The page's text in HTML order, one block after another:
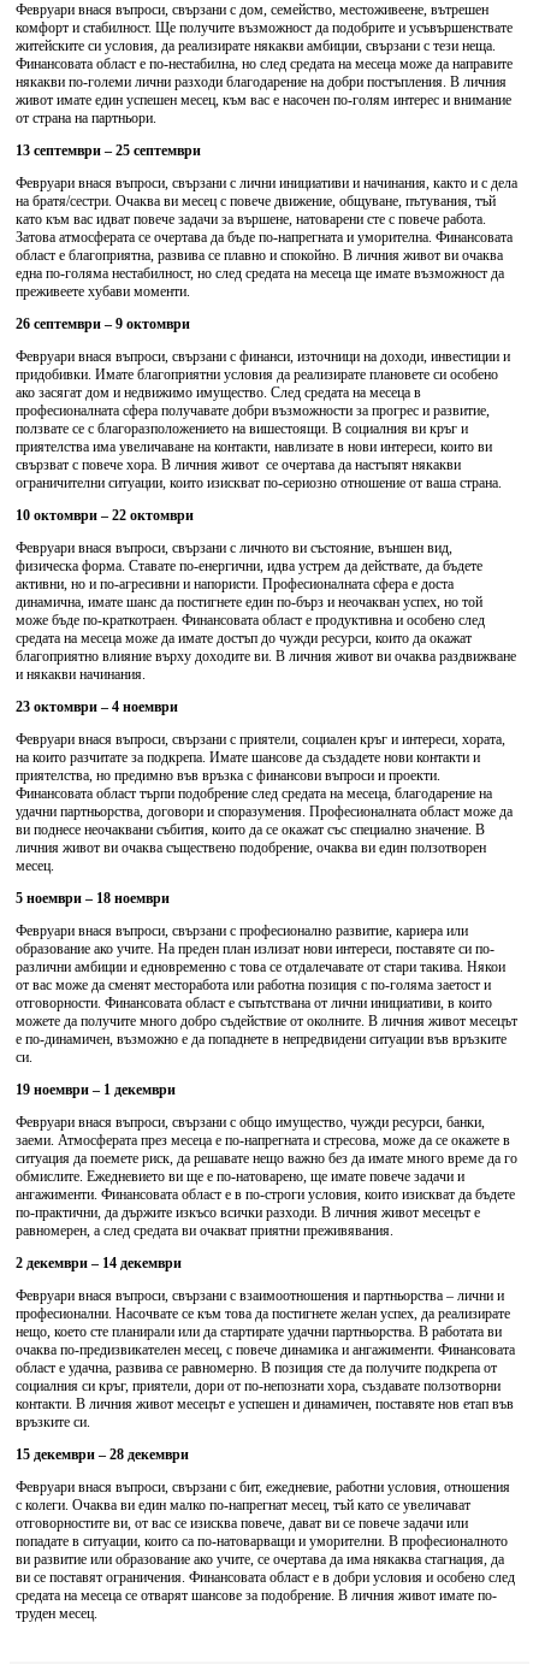
Февруари внася въпроси, свързани с дом, семейство, местоживеене, вътрешен
комфорт и стабилност. Ще получите възможност да подобрите и усъвършенствате
житейските си условия, да реализирате някакви амбиции, свързани с тези неща.
Финансовата област е по-нестабилна, но след средата на месеца може да направите
някакви по-големи лични разходи благодарение на добри постъпления. В личния
живот имате един успешен месец, към вас е насочен по-голям интерес и внимание
от страна на партньори.
13 септември – 25 септември
Февруари внася въпроси, свързани с лични инициативи и начинания, както и с дела
на братя/сестри. Очаква ви месец с повече движение, общуване, пътувания, тъй
като към вас идват повече задачи за вършене, натоварени сте с повече работа.
Затова атмосферата се очертава да бъде по-напрегната и уморителна. Финансовата
област е благоприятна, развива се плавно и спокойно. В личния живот ви очаква
една по-голяма нестабилност, но след средата на месеца ще имате възможност да
преживеете хубави моменти.
26 септември – 9 октомври
Февруари внася въпроси, свързани с финанси, източници на доходи, инвестиции и
придобивки. Имате благоприятни условия да реализирате плановете си особено
ако засягат дом и недвижимо имущество. След средата на месеца в
професионалната сфера получавате добри възможности за прогрес и развитие,
ползвате се с благоразположението на вишестоящи. В социалния ви кръг и
приятелства има увеличаване на контакти, навлизате в нови интереси, които ви
свързват с повече хора. В личния живот се очертава да настъпят някакви
ограничителни ситуации, които изискват по-сериозно отношение от ваша страна.
10 октомври – 22 октомври
Февруари внася въпроси, свързани с личното ви състояние, външен вид,
физическа форма. Ставате по-енергични, идва устрем да действате, да бъдете
активни, но и по-агресивни и напористи. Професионалната сфера е доста
динамична, имате шанс да постигнете един по-бърз и неочакван успех, но той
може бъде по-краткотраен. Финансовата област е продуктивна и особено след
средата на месеца може да имате достъп до чужди ресурси, които да окажат
благоприятно влияние върху доходите ви. В личния живот ви очаква раздвижване
и някакви начинания.
23 октомври – 4 ноември
Февруари внася въпроси, свързани с приятели, социален кръг и интереси, хората,
на които разчитате за подкрепа. Имате шансове да създадете нови контакти и
приятелства, но предимно във връзка с финансови въпроси и проекти.
Финансовата област търпи подобрение след средата на месеца, благодарение на
удачни партньорства, договори и споразумения. Професионалната област може да
ви поднесе неочаквани събития, които да се окажат със специално значение. В
личния живот ви очаква съществено подобрение, очаква ви един ползотворен
месец.
5 ноември – 18 ноември
Февруари внася въпроси, свързани с професионално развитие, кариера или
образование ако учите. На преден план излизат нови интереси, поставяте си по-
различни амбиции и едновременно с това се отдалечавате от стари такива. Някои
от вас може да сменят месторабота или работна позиция с по-голяма заетост и
отговорности. Финансовата област е съпътствана от лични инициативи, в които
можете да получите много добро съдействие от околните. В личния живот месецът
е по-динамичен, възможно е да попаднете в непредвидени ситуации във връзките
си.
19 ноември – 1 декември
Февруари внася въпроси, свързани с общо имущество, чужди ресурси, банки,
заеми. Атмосферата през месеца е по-напрегната и стресова, може да се окажете в
ситуация да поемете риск, да решавате нещо важно без да имате много време да го
обмислите. Ежедневието ви ще е по-натоварено, ще имате повече задачи и
ангажименти. Финансовата област е в по-строги условия, които изискват да бъдете
по-практични, да държите изкъсо всички разходи. В личния живот месецът е
равномерен, а след средата ви очакват приятни преживявания.
2 декември – 14 декември
Февруари внася въпроси, свързани с взаимоотношения и партньорства – лични и
професионални. Насочвате се към това да постигнете желан успех, да реализирате
нещо, което сте планирали или да стартирате удачни партньорства. В работата ви
очаква по-предизвикателен месец, с повече динамика и ангажименти. Финансовата
област е удачна, развива се равномерно. В позиция сте да получите подкрепа от
социалния си кръг, приятели, дори от по-непознати хора, създавате ползотворни
контакти. В личния живот месецът е успешен и динамичен, поставяте нов етап във
връзките си.
15 декември – 28 декември
Февруари внася въпроси, свързани с бит, ежедневие, работни условия, отношения
с колеги. Очаква ви един малко по-напрегнат месец, тъй като се увеличават
отговорностите ви, от вас се изисква повече, дават ви се повече задачи или
попадате в ситуации, които са по-натоварващи и уморителни. В професионалното
ви развитие или образование ако учите, се очертава да има някаква стагнация, да
ви се поставят ограничения. Финансовата област е в добри условия и особено след
средата на месеца се отварят шансове за подобрение. В личния живот имате по-
труден месец.